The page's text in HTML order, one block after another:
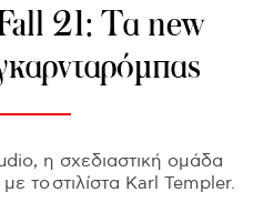
21: Τα new
η σχεδιαστική ομάδα
το στιλίστα Karl Templer.